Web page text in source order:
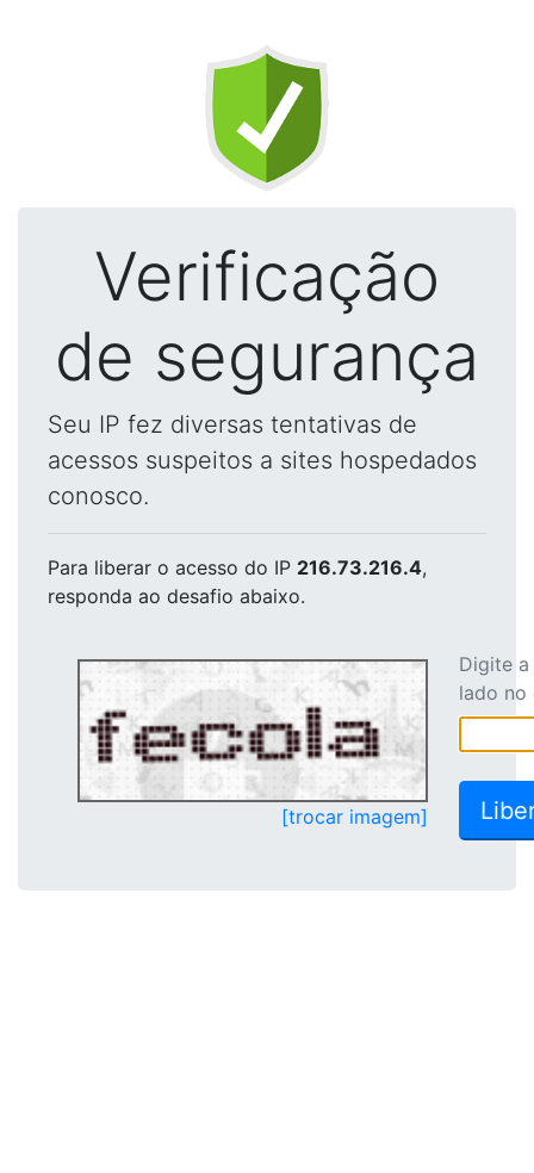
Verificação
de segurança
Seu IP fez diversas tentativas de
acessos suspeitos a sites hospedados
conosco.
Para liberar o acesso do IP 216.73.216.4,
responda ao desafio abaixo.
[trocar imagem]
Digite
lado no